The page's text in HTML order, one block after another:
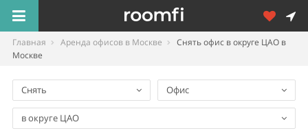
Главная Аренда офисов в Москве
Снять офис в округе ЦАО в
Москве
Снять Офис
в округе ЦАО